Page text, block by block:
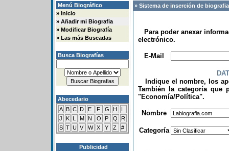
Menú Biográfico
» Inicio
» Añadir mi Biografia
» Modificar Biografía
» Las más Buscadas
Busca Biografías
Abecedario
A B C D E F G H
I
J
K L M N O P Q
R
S T U V W X Y Z #
Publicidad
» Sistema de inserción de
Para poder anexar
electrónico.
E-Mail
Indique el nombre, los
También la categoría que
"Economía/Política".
Nombre
Categoría